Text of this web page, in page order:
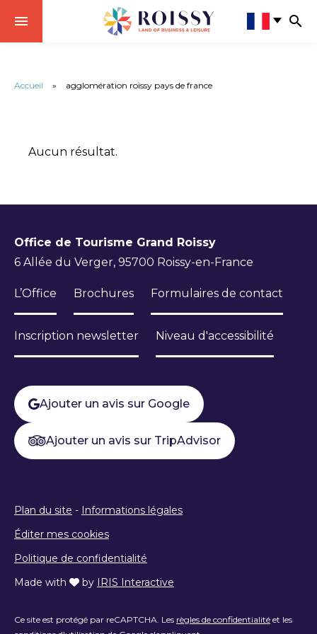
Accueil » agglomération roissy pays de france
Aucun résultat.
Office de Tourisme Grand Roissy
6 Allée du Verger, 95700 Roissy-en-France
L’Office Brochures Formulaires de contact
Inscription newsletter Niveau d'accessibilité
Ajouter un avis sur Google
Ajouter un avis sur TripAdvisor
Plan du site - Informations légales
Éditer mes cookies
Politique de confidentialité
Made with
by IRIS Interactive
Ce site est protégé par reCAPTCHA. Les règles de confidentialité et les